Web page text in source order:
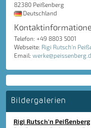
82380 Peißenberg
Deutschland
Telefon: +49 8803 5001
Webseite: Rigi Rutsch'n
Email:
Bildergalerien
Rigi Rutsch'n Peißenberg